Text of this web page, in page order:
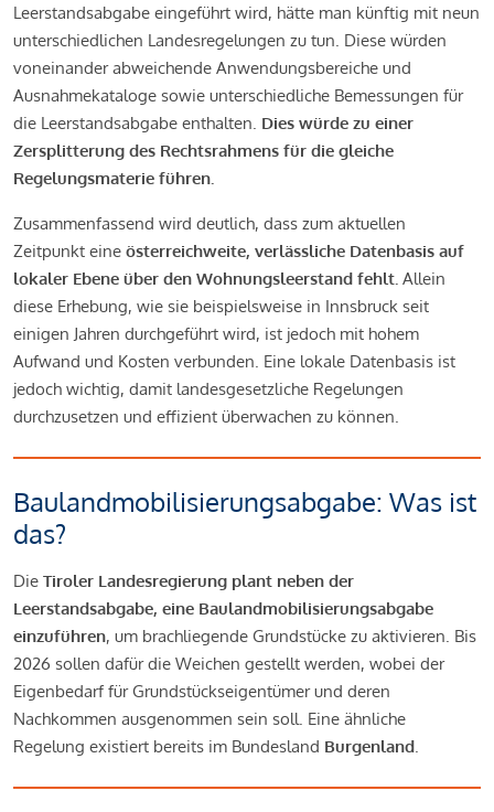
Leerstandsabgabe eingeführt wird, hätte man künftig mit neun
unterschiedlichen Landesregelungen zu tun. Diese würden
voneinander abweichende Anwendungsbereiche und
Ausnahmekataloge sowie unterschiedliche Bemessungen für
die Leerstandsabgabe enthalten. Dies würde zu einer
Zersplitterung des Rechtsrahmens für die gleiche
Regelungsmaterie führen.
Zusammenfassend wird deutlich, dass zum aktuellen
Zeitpunkt eine österreichweite, verlässliche Datenbasis auf
lokaler Ebene über den Wohnungsleerstand fehlt. Allein
diese Erhebung, wie sie beispielsweise in Innsbruck seit
einigen Jahren durchgeführt wird, ist jedoch mit hohem
Aufwand und Kosten verbunden. Eine lokale Datenbasis ist
jedoch wichtig, damit landesgesetzliche Regelungen
durchzusetzen und effizient überwachen zu können.
Baulandmobilisierungsabgabe: Was ist
das?
Die Tiroler Landesregierung plant neben der
Leerstandsabgabe, eine Baulandmobilisierungsabgabe
einzuführen, um brachliegende Grundstücke zu aktivieren. Bis
2026 sollen dafür die Weichen gestellt werden, wobei der
Eigenbedarf für Grundstückseigentümer und deren
Nachkommen ausgenommen sein soll. Eine ähnliche
Regelung existiert bereits im Bundesland Burgenland